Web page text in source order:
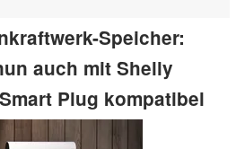
Speicher:
auch mit Shelly
Plug kompatibel